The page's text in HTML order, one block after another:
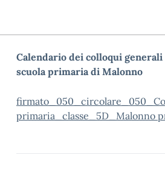
Calendario dei colloqui generali
scuola primaria di Malonno
primaria_classe_5D_Malonno